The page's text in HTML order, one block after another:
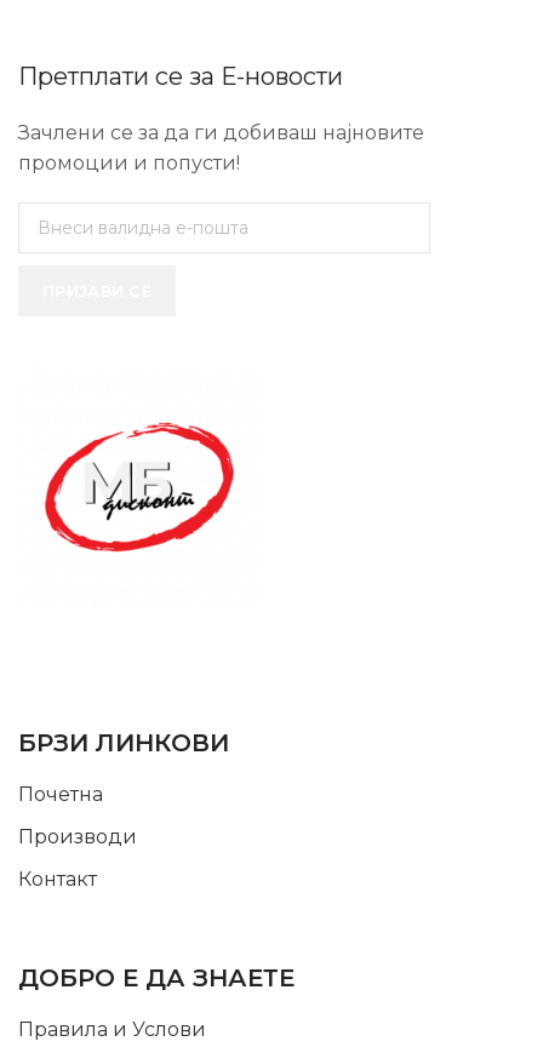
Претплати се за Е-новости
Зачлени се за да ги добиваш најновите
промоции и попусти!
БРЗИ ЛИНКОВИ
Почетна
Производи
Контакт
ДОБРО Е ДА ЗНАЕТЕ
Правила и Услови